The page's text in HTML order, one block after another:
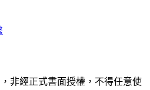
非經正式書面授權，不得任意使